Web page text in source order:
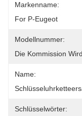
Markenname:
For P-Eugeot
Modellnummer:
Die Kommission
Name:
Schlüsselwörter: